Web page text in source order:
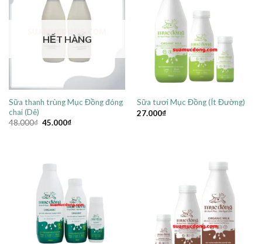
HẾT HÀNG
Sữa thanh trùng Mục Đồng đóng
chai (Dê)
48.000₫ Giá
45.000₫Giá
Sữa tươi Mục Đồng (Ít Đường)
27.000₫